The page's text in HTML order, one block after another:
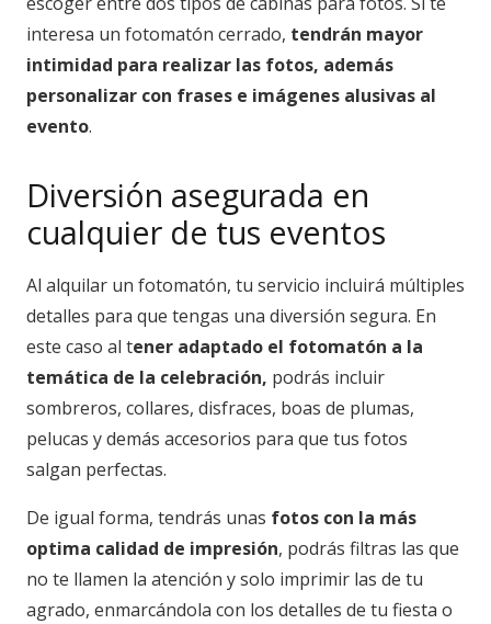
interesa un fotomatón cerrado, tendrán mayor
intimidad para realizar las fotos, además
personalizar con frases e imágenes alusivas al
evento.
Diversión asegurada en
cualquier de tus eventos
Al alquilar un fotomatón, tu servicio incluirá múltiples
detalles para que tengas una diversión segura. En
este caso al tener adaptado el fotomatón a la
temática de la celebración, podrás incluir
sombreros, collares, disfraces, boas de plumas,
pelucas y demás accesorios para que tus fotos
salgan perfectas.
De igual forma, tendrás unas fotos con la más
optima calidad de impresión, podrás filtras las que
no te llamen la atención y solo imprimir las de tu
agrado, enmarcándola con los detalles de tu fiesta o